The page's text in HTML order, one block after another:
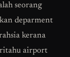
seorang
deparment
kerana
airport